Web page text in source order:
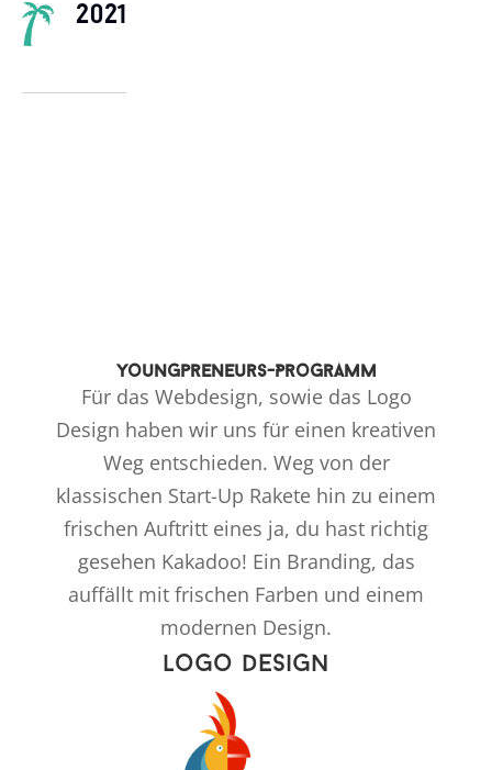
2021
Youngpreneurs-Programm
Für das Webdesign, sowie das Logo
Design haben wir uns für einen kreativen
Weg entschieden. Weg von der
klassischen Start-Up Rakete hin zu einem
frischen Auftritt eines ja, du hast richtig
gesehen Kakadoo! Ein Branding, das
auffällt mit frischen Farben und einem
modernen Design.
Logo Design